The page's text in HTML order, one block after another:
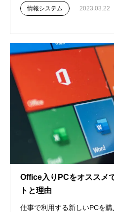
情報システム 2023.03.22
Office入りPCをオススメ
トと理由
仕事で利用する新しいPCを